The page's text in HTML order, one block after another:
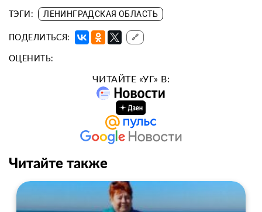
ТЭГИ: ЛЕНИНГРАДСКАЯ ОБЛАСТЬ
ПОДЕЛИТЬСЯ: 🔗
ОЦЕНИТЬ:
ЧИТАЙТЕ «УГ» В:
Читайте также